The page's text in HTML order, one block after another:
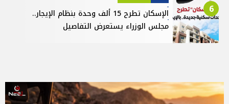
6
الإسكان تطرح 15 ألف وحدة بنظام الإيجار..
مجلس الوزراء يستعرض التفاصيل